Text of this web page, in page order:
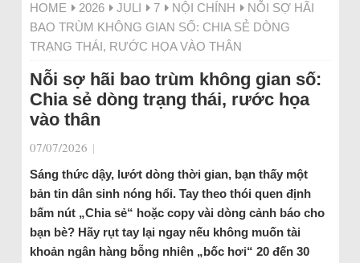
HOME 2026 JULI 7 NỘI CHÍNH
NỖI SỢ HÃI
BAO TRÙM KHÔNG GIAN SỐ: CHIA SẺ DÒNG
TRẠNG THÁI, RƯỚC HỌA VÀO THÂN
Nỗi sợ hãi bao trùm không gian số:
Chia sẻ dòng trạng thái, rước họa
vào thân
07/07/2026 |
Sáng thức dậy, lướt dòng thời gian, bạn thấy một
bản tin dân sinh nóng hổi. Tay theo thói quen định
bấm nút „Chia sẻ“ hoặc copy vài dòng cảnh báo cho
bạn bè? Hãy rụt tay lại ngay nếu không muốn tài
khoản ngân hàng bỗng nhiên „bốc hơi“ 20 đến 30